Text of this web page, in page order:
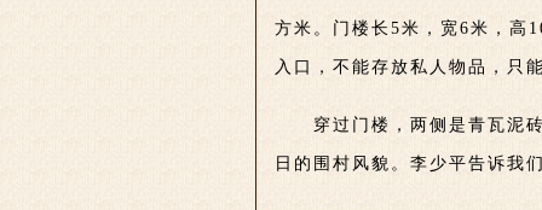
方米。门楼长5米，宽6米，高
入口，不能存放私人物品，只
穿过门楼，两侧是青瓦泥
日的围村风貌。李少平告诉我